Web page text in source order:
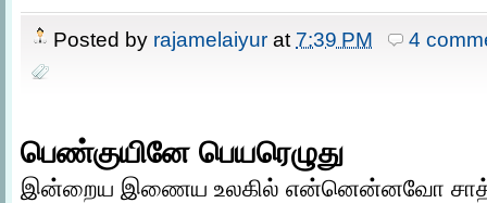
Posted by rajamelaiyur at 7:39 PM 4
பெண்குயினே பெயரெழுது
இன்றைய இணைய உலகில் என்னென்னவோ